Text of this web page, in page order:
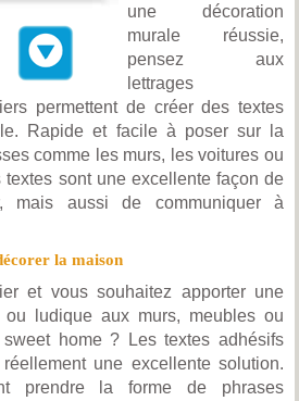
une décoration
murale réussie,
pensez aux
lettrages
permettent de créer des textes
Rapide et facile à poser sur la
comme les murs, les voitures ou
textes sont une excellente façon de
mais aussi de communiquer à
la maison
et vous souhaitez apporter une
ludique aux murs, meubles ou
home ? Les textes adhésifs
une excellente solution.
prendre la forme de phrases